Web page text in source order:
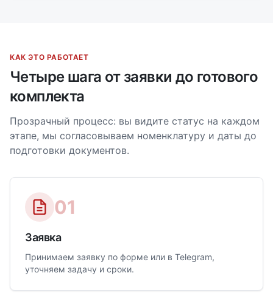
КАК ЭТО РАБОТАЕТ
Четыре шага от заявки до готового
комплекта
Прозрачный процесс: вы видите статус на каждом
этапе, мы согласовываем номенклатуру и даты до
подготовки документов.
01
Заявка
Принимаем заявку по форме или в Telegram,
уточняем задачу и сроки.